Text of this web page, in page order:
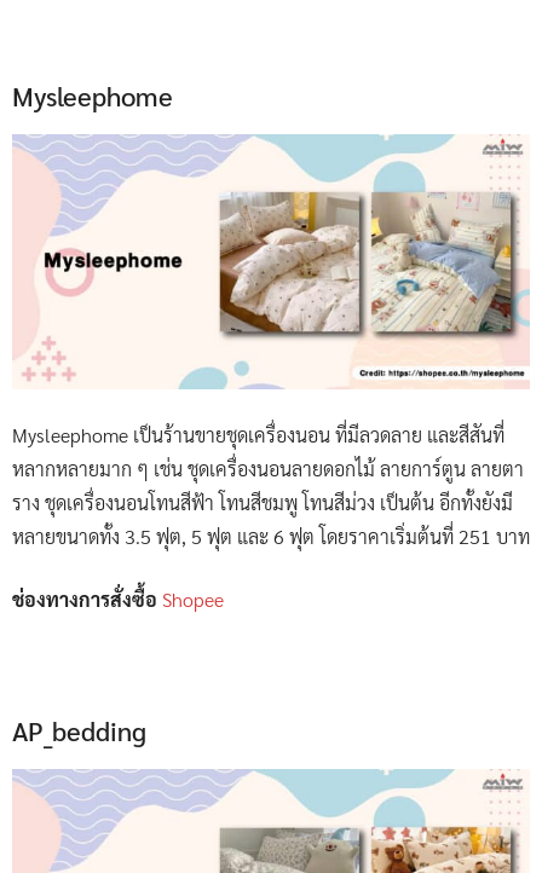
Mysleephome
Mysleephome เป็นร้านขายชุดเครื่องนอน ที่มีลวดลาย และสีสันที่
หลากหลายมาก ๆ เช่น ชุดเครื่องนอนลายดอกไม้ ลายการ์ตูน ลายตา
ราง ชุดเครื่องนอนโทนสีฟ้า โทนสีชมพู โทนสีม่วง เป็นต้น อีกทั้งยังมี
หลายขนาดทั้ง 3.5 ฟุต, 5 ฟุต และ 6 ฟุต โดยราคาเริ่มต้นที่ 251 บาท
ช่องทางการสั่งซื้อ Shopee
AP_bedding